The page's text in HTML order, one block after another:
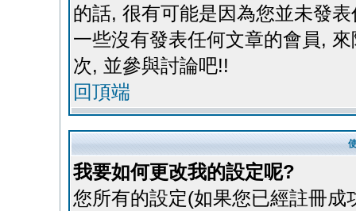
的話, 很有可能是因為您並未發
一些沒有發表任何文章的會員,
次, 並參與討論吧!!
回頂端
我要如何更改我的設定呢?
您所有的設定(如果您已經註冊